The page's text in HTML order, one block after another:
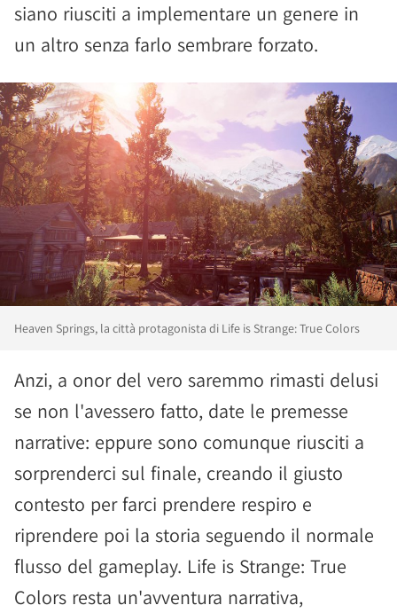
siano riusciti a implementare un genere in
un altro senza farlo sembrare forzato.
Heaven Springs, la città protagonista di Life is Strange: True Colors
Anzi, a onor del vero saremmo rimasti delusi
se non l'avessero fatto, date le premesse
narrative: eppure sono comunque riusciti a
sorprenderci sul finale, creando il giusto
contesto per farci prendere respiro e
riprendere poi la storia seguendo il normale
flusso del gameplay. Life is Strange: True
Colors resta un'avventura narrativa,